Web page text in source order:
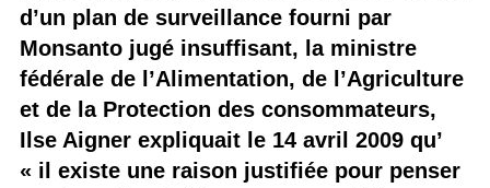
d’un plan de surveillance fourni par
Monsanto jugé insuffisant, la ministre
fédérale de l’Alimentation, de l’Agriculture
et de la Protection des consommateurs,
Ilse Aigner expliquait le 14 avril 2009 qu’
« il existe une raison justifiée pour penser